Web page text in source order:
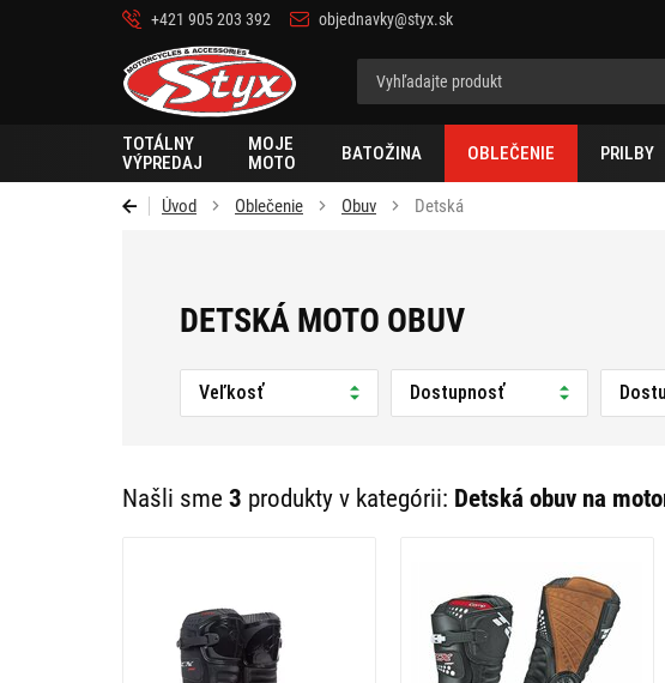
+421 905 203 392 objednavky@styx.sk
Styx
TOTÁLNY
VÝPREDAJ
MOJE
MOTO
BATOŽINA OBLEČENIE PRILBY
Úvod Oblečenie Obuv Detská
DETSKÁ MOTO OBUV
Veľkosť Dostupnosť
Našli sme 3 produkty v kategórii: Detská obuv na